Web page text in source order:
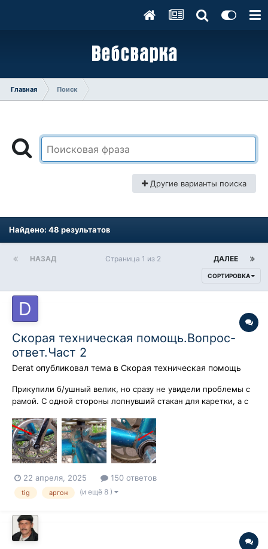
Главная Поиск
Другие варианты поиска
Найдено: 48 результатов
НАЗАД ДАЛЕЕ
Страница 1 из 2
СОРТИРОВКА
Скорая техническая помощь.Вопрос-
ответ.Част 2
Derat опубликовал тема в Скорая техническая помощь
Прикупили б/ушный велик, но сразу не увидели проблемы с
рамой. С одной стороны лопнувший стакан для каретки, а с
опыта в сварке практически нет - немного варил
некритичные конструкции из проф. труб чем попало (первые
п...
22 апреля, 2025 150 ответов
tig аргон (и ещё 8 )